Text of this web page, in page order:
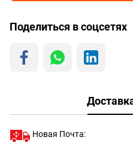
Поделиться в соцсетях
Новая Почта: